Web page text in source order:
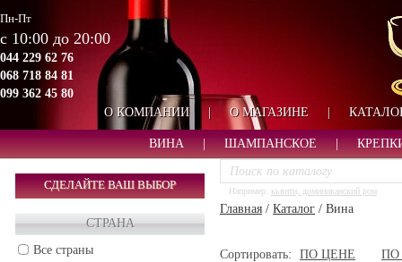
Пн-Пт
с 10:00 до 20:00
044 229 62 76
068 718 84 81
099 362 45 80
О КОМПАНИИ
| О МАГАЗИНЕ |
ВИНА ШАМПАНСКОЕ
СДЕЛАЙТЕ ВАШ ВЫБОР
СТРАНА
Все страны
Например: кьянти, доминиканский ром
Главная / Каталог / Вина
Сортировать: ПО ЦЕНЕ ПО